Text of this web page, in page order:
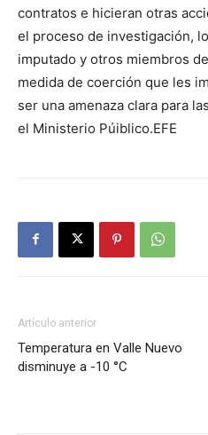
contratos e hicieran otras
el proceso de investigación,
imputado y otros miembros
medida de coerción que les
ser una amenaza clara para
el Ministerio Púiblico.EFE
Artículo anterior
Temperatura en Valle Nuevo
disminuye a -10 °C